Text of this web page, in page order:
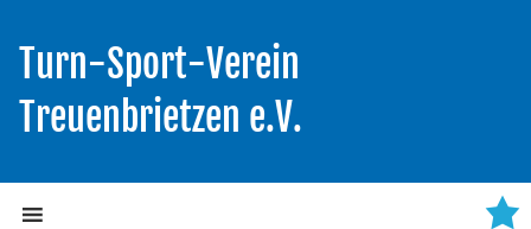
Turn-Sport-Verein
Treuenbrietzen e.V.